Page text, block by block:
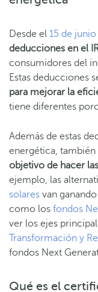
Desde el 15 de
deducciones en el
consumidores del
Estas deducciones
para mejorar la
tiene diferentes
Además de estas
energética, también
objetivo de hacer
ejemplo, las
solares van
como los fondos
ver los ejes
Transformación y
fondos Next
Qué es el